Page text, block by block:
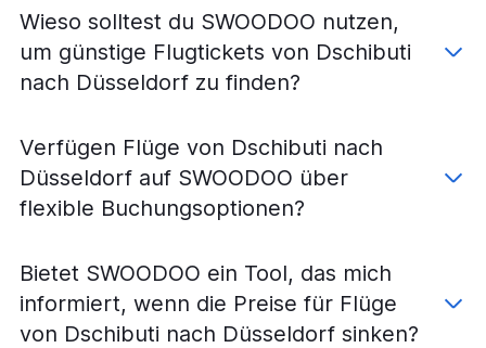
Flüge von Douala nach Frankfurt am Main
Flüge von Windhoek Hosea Kutako nach Frankfurt am
Main
Flüge von Accra nach Frankfurt am Main
Flüge von Kapstadt nach Hamburg
Flüge von Johannesburg–O. R. Tambo nach München
Flüge von Marrakesch nach Hamburg
Flüge von Oujda nach Köln
Wieso solltest du SWOODOO nutzen,
um günstige Flugtickets von Dschibuti
nach Düsseldorf zu finden?
Verfügen Flüge von Dschibuti nach
Düsseldorf auf SWOODOO über
flexible Buchungsoptionen?
Bietet SWOODOO ein Tool, das mich
informiert, wenn die Preise für Flüge
von Dschibuti nach Düsseldorf sinken?